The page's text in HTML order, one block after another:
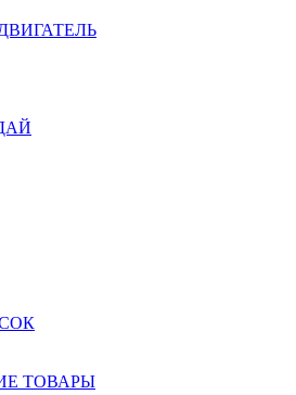
ДВИГАТЕЛЬ
ТОВАРЫ